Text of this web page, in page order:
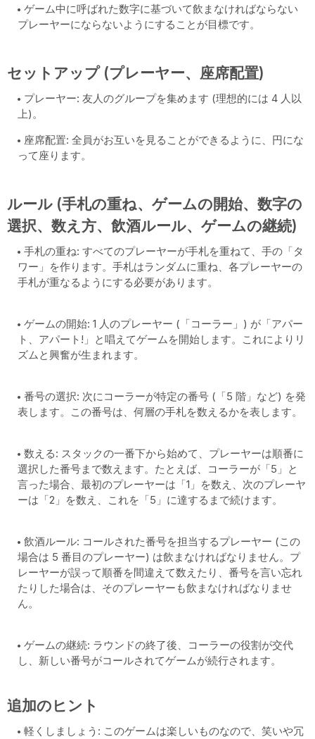
ゲーム中に呼ばれた数字に基づいて飲まなければならない
プレーヤーにならないようにすることが目標です。
セットアップ (プレーヤー、座席配置)
プレーヤー: 友人のグループを集めます (理想的には 4 人以
上)。
座席配置: 全員がお互いを見ることができるように、円にな
って座ります。
ルール (手札の重ね、ゲームの開始、数字の
選択、数え方、飲酒ルール、ゲームの継続)
手札の重ね: すべてのプレーヤーが手札を重ねて、手の「タ
ワー」を作ります。手札はランダムに重ね、各プレーヤーの
手札が重なるようにする必要があります。
ゲームの開始: 1 人のプレーヤー (「コーラー」) が「アパー
ト、アパート!」と唱えてゲームを開始します。これによりリ
ズムと興奮が生まれます。
番号の選択: 次にコーラーが特定の番号 (「5 階」など) を発
表します。この番号は、何層の手札を数えるかを表します。
数える: スタックの一番下から始めて、プレーヤーは順番に
選択した番号まで数えます。たとえば、コーラーが「5」と
言った場合、最初のプレーヤーは「1」を数え、次のプレーヤ
ーは「2」を数え、これを「5」に達するまで続けます。
飲酒ルール: コールされた番号を担当するプレーヤー (この
場合は 5 番目のプレーヤー) は飲まなければなりません。プ
レーヤーが誤って順番を間違えて数えたり、番号を言い忘れ
たりした場合は、そのプレーヤーも飲まなければなりませ
ん。
ゲームの継続: ラウンドの終了後、コーラーの役割が交代
し、新しい番号がコールされてゲームが続行されます。
追加のヒント
軽くしましょう: このゲームは楽しいものなので、笑いや冗